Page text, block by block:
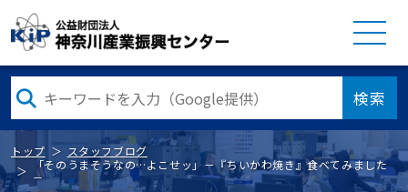
検索
トップ
スタッフブログ
「そのうまそうなの…よこせッ」－『ちいかわ焼き』食べてみました
－